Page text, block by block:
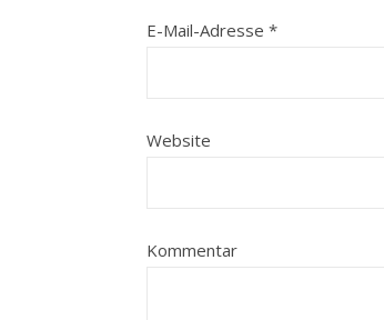
E-Mail-Adresse *
Website
Kommentar